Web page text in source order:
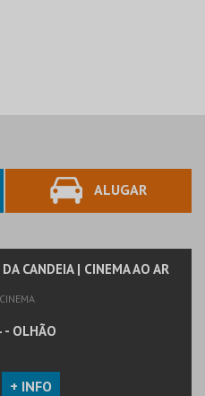
ALUGAR
CANDEIA | CINEMA AO AR
- OLHÃO
+ INFO